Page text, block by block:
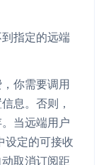
指定的远端
你需要调用
息。否则，
当远端用户
设定的可接收
取消订阅距